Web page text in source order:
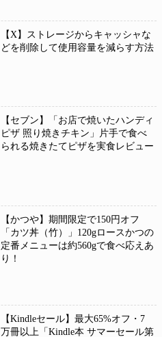
【X】ストレージからキャッシャな
どを削除して使用容量を減らす方法
【セブン】「お店で焼いたハンディ
ピザ 照り焼きチキン」片手で食べ
られる焼きたてピザを実食レビュー
【かつや】期間限定で150円オフ
「カツ丼（竹）」120gロースかつの
定番メニューは約560gで食べ応えあ
り！
【Kindleセール】最大65%オフ・7
万冊以上「Kindle本 サマーセール第